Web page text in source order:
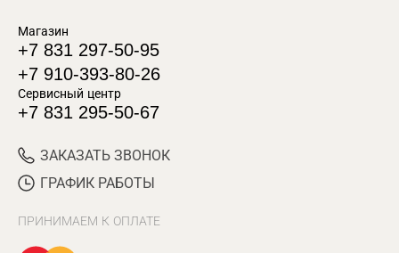
Магазин
+7 831 297-50-95
+7 910-393-80-26
Сервисный центр
+7 831 295-50-67
ЗАКАЗАТЬ ЗВОНОК
ГРАФИК РАБОТЫ
ПРИНИМАЕМ К ОПЛАТЕ